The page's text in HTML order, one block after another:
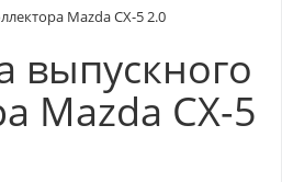
Mazda CX-5 2.0
выпускного
Mazda CX-5